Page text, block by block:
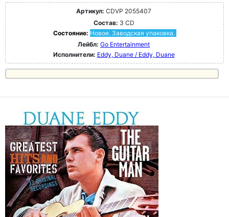
Артикул: CDVP 2055407
Состав: 3 CD
Состояние: Новое. Заводская упаковка.
Лейбл: Go Entertainment
Исполнители: Eddy, Duane / Eddy, Duane